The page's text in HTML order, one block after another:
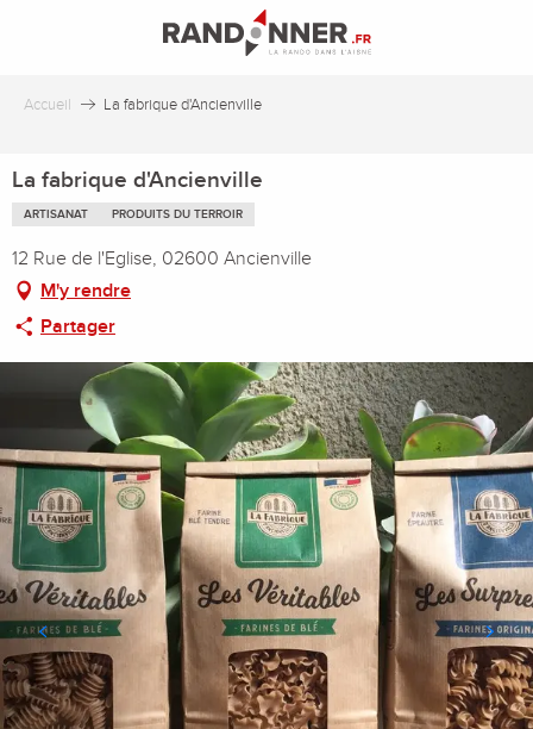
principal
Accueil La fabrique d'Ancienville
La fabrique d'Ancienville
ARTISANAT PRODUITS DU TERROIR
12 Rue de l'Eglise, 02600 Ancienville
M'y rendre
Partager